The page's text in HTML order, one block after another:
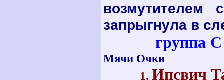
возмутителем
запрыгнула в
группа С
Мячи Очки
1.